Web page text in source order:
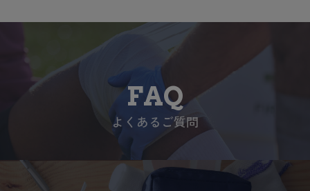
FAQ
よくあるご質問